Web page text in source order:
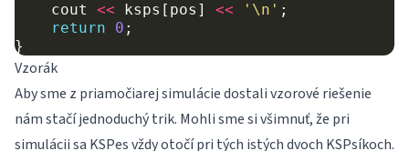
cout << ksps [ pos ] << '\n' ;
return
0 ;
}
Vzorák
Aby sme z priamočiarej simulácie dostali vzorové riešenie
nám stačí jednoduchý trik. Mohli sme si všimnuť, že pri
simulácii sa KSPes vždy otočí pri tých istých dvoch KSPsíkoch.